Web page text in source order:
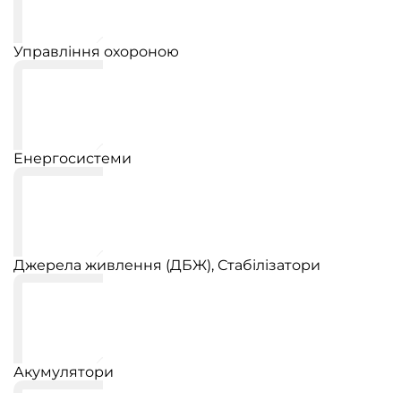
Управління охороною
Енергосистеми
Джерела живлення (ДБЖ), Стабілізатори
Акумулятори